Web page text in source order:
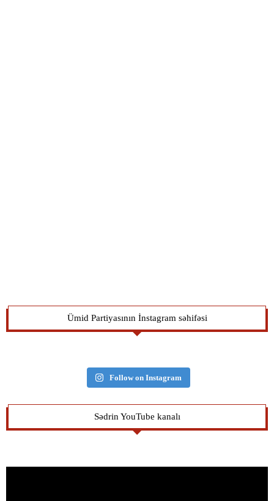
Ümid Partiyasının İnstagram səhifəsi
Follow on Instagram
Sədrin YouTube kanalı